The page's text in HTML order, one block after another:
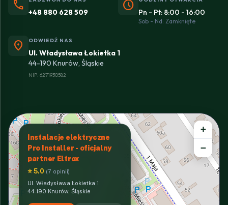
phone +48 880 628 509 schedule Pn - Pt: 8:00 - 16:00
Sob - Nd: Zamknięte
location_on ODWIEDŹ NAS
Ul. Władysława Łokietka 1
44-190 Knurów, Śląskie
NIP: 6271930582
Instalacje elektryczne
Pro Installer - oficjalny
partner Eltrox
⭐ 5.0 (7 opinii)
Ul. Władysława Łokietka 1
44-190 Knurów, Śląskie
+
−